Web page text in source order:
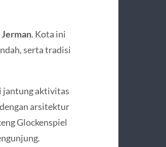
. Kota ini
serta tradisi
jantung aktivitas
arsitektur
Glockenspiel